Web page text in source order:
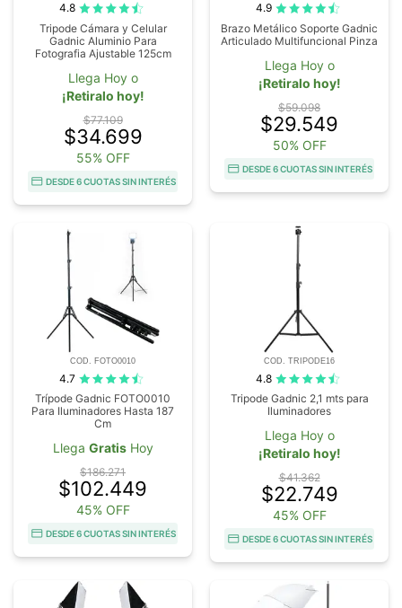
4.8
Tripode Cámara y Celular
Gadnic Aluminio Para
Fotografia Ajustable 125cm
Llega Hoy o
¡Retiralo hoy!
$77.109
$34.699
55% OFF
DESDE 6 CUOTAS SIN INTERÉS
4.9
Brazo Metálico Soporte Gadnic
Articulado Multifuncional Pinza
Llega Hoy o
¡Retiralo hoy!
$59.098
$29.549
50% OFF
DESDE 6 CUOTAS SIN INTERÉS
COD. FOTO0010
4.7
Trípode Gadnic FOTO0010
Para Iluminadores Hasta 187
Cm
Llega GratisHoy
$186.271
$102.449
45% OFF
DESDE 6 CUOTAS SIN INTERÉS
COD. TRIPODE16
4.8
Tripode Gadnic 2,1 mts para
Iluminadores
Llega Hoy o
¡Retiralo hoy!
$41.362
$22.749
45% OFF
DESDE 6 CUOTAS SIN INTERÉS